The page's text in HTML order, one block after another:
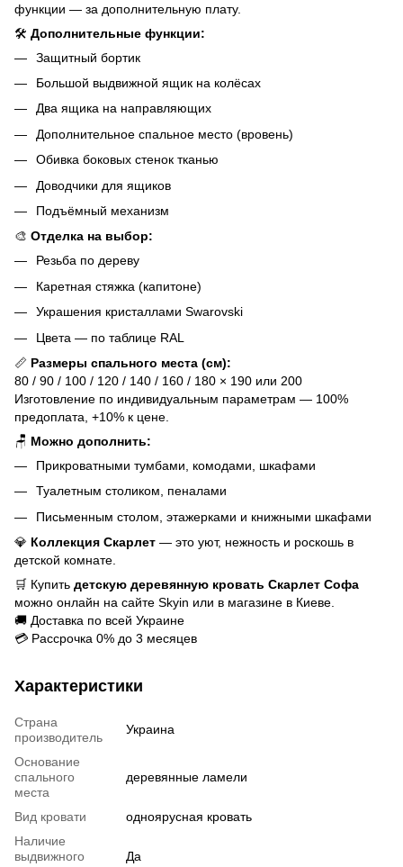
функции — за дополнительную плату.
🛠️ Дополнительные функции:
Защитный бортик
Большой выдвижной ящик на колёсах
Два ящика на направляющих
Дополнительное спальное место (вровень)
Обивка боковых стенок тканью
Доводчики для ящиков
Подъёмный механизм
🎨 Отделка на выбор:
Резьба по дереву
Каретная стяжка (капитоне)
Украшения кристаллами Swarovski
Цвета — по таблице RAL
📏 Размеры спального места (см):
80 / 90 / 100 / 120 / 140 / 160 / 180 × 190 или 200
Изготовление по индивидуальным параметрам — 100%
предоплата, +10% к цене.
🪑 Можно дополнить:
Прикроватными тумбами, комодами, шкафами
Туалетным столиком, пеналами
Письменным столом, этажерками и книжными шкафами
💎 Коллекция Скарлет — это уют, нежность и роскошь в
детской комнате.
🛒 Купить детскую деревянную кровать Скарлет Софа
можно онлайн на сайте Skyin или в магазине в Киеве.
🚚 Доставка по всей Украине
💳 Рассрочка 0% до 3 месяцев
Характеристики
Страна
производитель
Украина
Основание
спального
места
деревянные ламели
Вид кровати
одноярусная кровать
Наличие
выдвижного
Да